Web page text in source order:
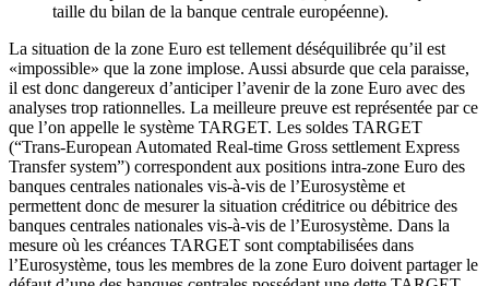
taille du bilan de la banque centrale européenne).
La situation de la zone Euro est tellement déséquilibrée qu’il est
«impossible» que la zone implose. Aussi absurde que cela paraisse,
il est donc dangereux d’anticiper l’avenir de la zone Euro avec des
analyses trop rationnelles. La meilleure preuve est représentée par ce
que l’on appelle le système TARGET. Les soldes TARGET
(“Trans-European Automated Real-time Gross settlement Express
Transfer system”) correspondent aux positions intra-zone Euro des
banques centrales nationales vis-à-vis de l’Eurosystème et
permettent donc de mesurer la situation créditrice ou débitrice des
banques centrales nationales vis-à-vis de l’Eurosystème. Dans la
mesure où les créances TARGET sont comptabilisées dans
l’Eurosystème, tous les membres de la zone Euro doivent partager le